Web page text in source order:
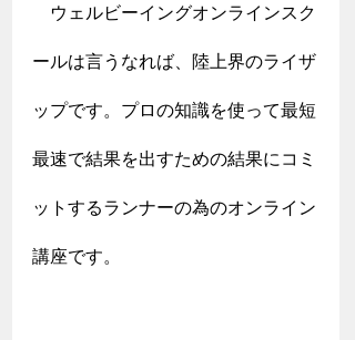
ウェルビーイングオンラインスク
ールは言うなれば、陸上界のライザ
ップです。プロの知識を使って最短
最速で結果を出すための結果にコミ
ットするランナーの為のオンライン
講座です。